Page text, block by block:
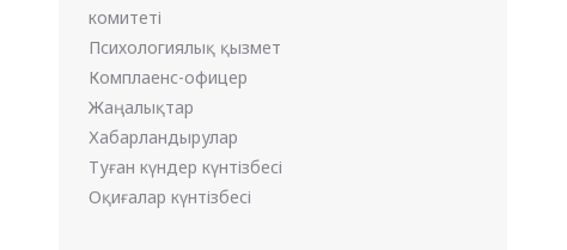
комитеті
Психологиялық қызмет
Комплаенс-офицер
Жаңалықтар
Хабарландырулар
Туған күндер күнтізбесі
Оқиғалар күнтізбесі